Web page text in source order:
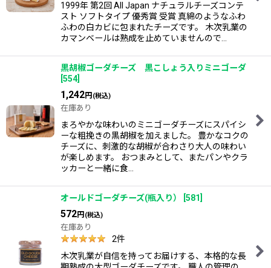
1999年 第2回 All Japan ナチュラルチーズコンテ
スト ソフトタイプ 優秀賞 受賞 真綿のようなふわ
ふわの白カビに包まれたチーズです。 木次乳業の
カマンベールは熟成を止めていませんので…
黒胡椒ゴーダチーズ 黒こしょう入りミニゴーダ
554]
1,242円 (税込)
在庫あり
まろやかな味わいのミニゴーダチーズにスパイシ
ーな粗挽きの黒胡椒を加えました。 豊かなコクの
チーズに、刺激的な胡椒が合わさり大人の味わい
が楽しめます。 おつまみとして、またパンやクラ
ッカーと一緒に食…
オールドゴーダチーズ(瓶入り） 581
572円 (税込)
在庫あり
2件
木次乳業が自信を持ってお届けする、本格的な長